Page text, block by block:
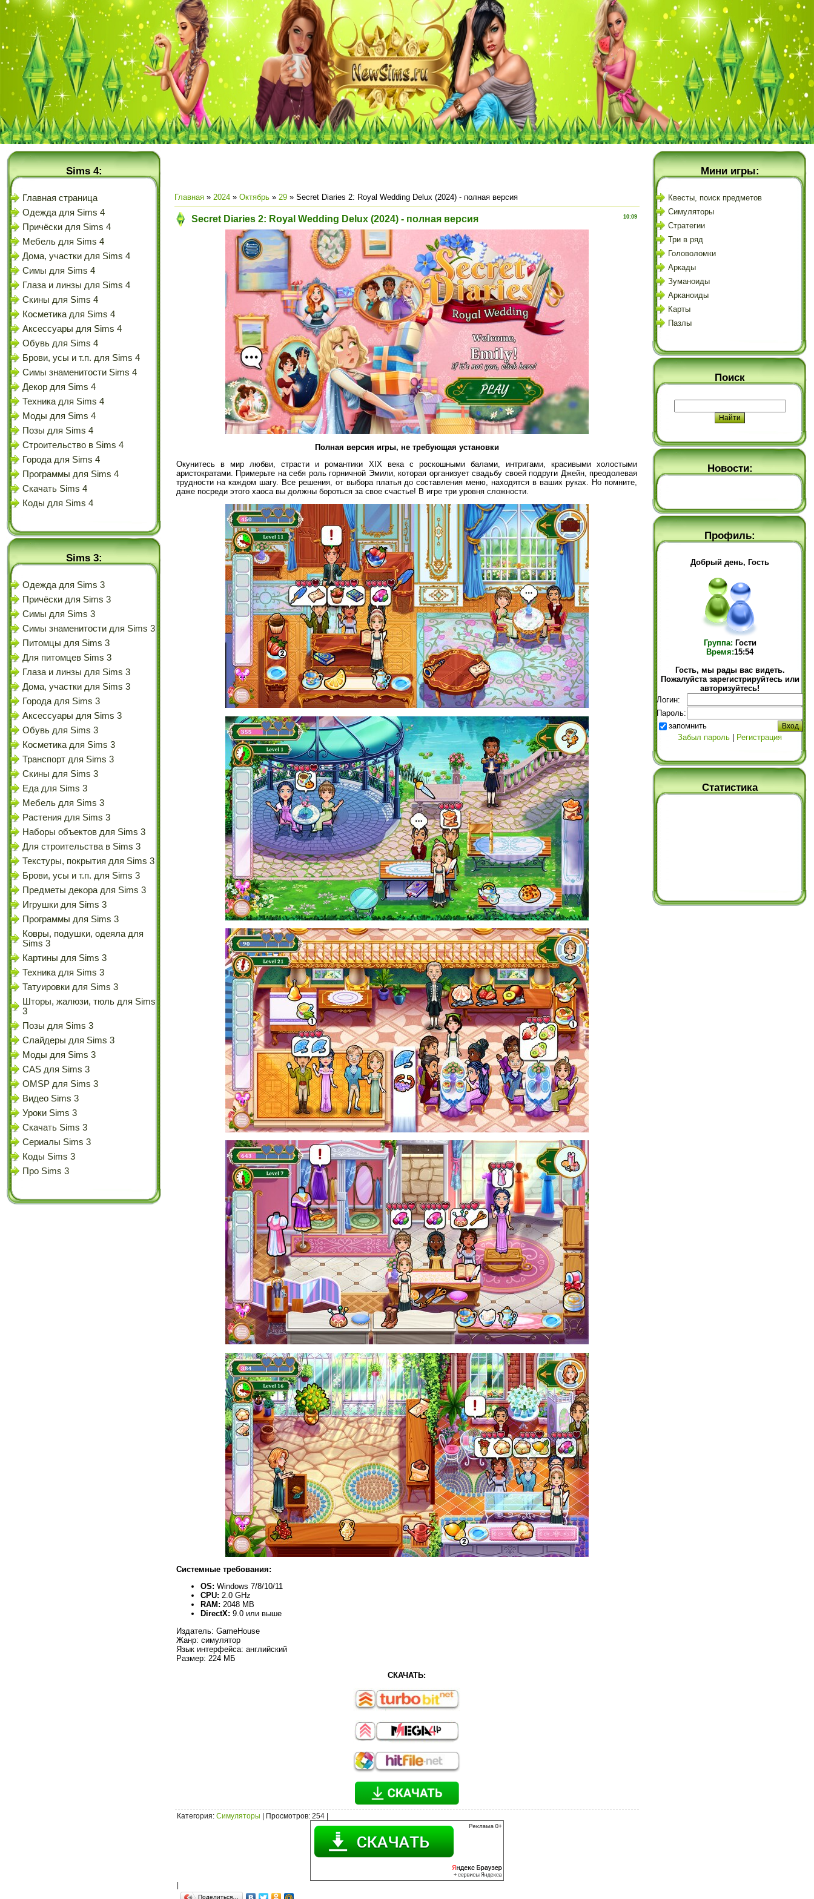
Sims 4:
Главная страница
Одежда для Sims 4
Причёски для Sims 4
Мебель для Sims 4
Дома, участки для Sims 4
Симы для Sims 4
Глаза и линзы для Sims 4
Скины для Sims 4
Косметика для Sims 4
Аксессуары для Sims 4
Обувь для Sims 4
Брови, усы и т.п. для Sims 4
Симы знаменитости Sims 4
Декор для Sims 4
Техника для Sims 4
Моды для Sims 4
Позы для Sims 4
Строительство в Sims 4
Города для Sims 4
Программы для Sims 4
Скачать Sims 4
Коды для Sims 4
Sims 3:
Одежда для Sims 3
Причёски для Sims 3
Симы для Sims 3
Симы знаменитости для Sims 3
Питомцы для Sims 3
Для питомцев Sims 3
Глаза и линзы для Sims 3
Дома, участки для Sims 3
Города для Sims 3
Аксессуары для Sims 3
Обувь для Sims 3
Косметика для Sims 3
Транспорт для Sims 3
Скины для Sims 3
Еда для Sims 3
Мебель для Sims 3
Растения для Sims 3
Наборы объектов для Sims 3
Для строительства в Sims 3
Текстуры, покрытия для Sims 3
Брови, усы и т.п. для Sims 3
Предметы декора для Sims 3
Игрушки для Sims 3
Программы для Sims 3
Ковры, подушки, одеяла для
Sims 3
Картины для Sims 3
Техника для Sims 3
Татуировки для Sims 3
Шторы, жалюзи, тюль для Sims
3
Позы для Sims 3
Слайдеры для Sims 3
Моды для Sims 3
CAS для Sims 3
OMSP для Sims 3
Видео Sims 3
Уроки Sims 3
Скачать Sims 3
Сериалы Sims 3
Коды Sims 3
Про Sims 3
Главная » 2024 » Октябрь » 29 » Secret Diaries 2: Royal Wedding Delux (2024) - полная версия
10:09
Secret Diaries 2: Royal Wedding Delux (2024) - полная версия
Полная версия игры, не требующая установки
Окунитесь в мир любви, страсти и романтики XIX века с роскошными балами, интригами, красивыми холостыми
аристократами. Примерьте на себя роль горничной Эмили, которая организует свадьбу своей подруги Джейн, преодолевая
трудности на каждом шагу. Все решения, от выбора платья до составления меню, находятся в ваших руках. Но помните,
даже посреди этого хаоса вы должны бороться за свое счастье! В игре три уровня сложности.
Системные требования:
OS: Windows 7/8/10/11
CPU: 2.0 GHz
RAM: 2048 MB
DirectX: 9.0 или выше
Издатель: GameHouse
Жанр: симулятор
Язык интерфейса: английский
Размер: 224 МБ
СКАЧАТЬ:
Категория: Симуляторы Просмотров: 254 |
Поделиться…
Мини игры:
Квесты, поиск предметов
Симуляторы
Стратегии
Три в ряд
Головоломки
Аркады
Зуманоиды
Арканоиды
Карты
Пазлы
Поиск
Новости:
Профиль:
Добрый день, Гость
Группа: Гости
Время:15:54
Гость, мы рады вас видеть.
Пожалуйста зарегистрируйтесь или
авторизуйтесь!
Логин:
Пароль:
запомнить
Забыл пароль
Регистрация
Статистика